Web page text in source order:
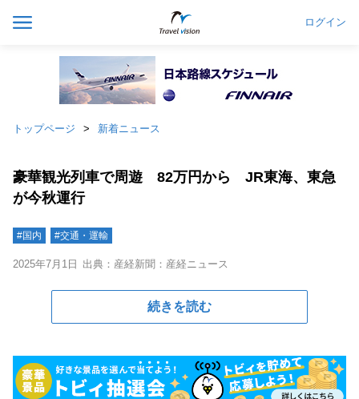
ログイン
トップページ 新着ニュース
豪華観光列車で周遊 82万円から JR東海、東急
が今秋運行
#国内 #交通・運輸
2025年7月1日 出典：産経新聞：産経ニュース
続きを読む